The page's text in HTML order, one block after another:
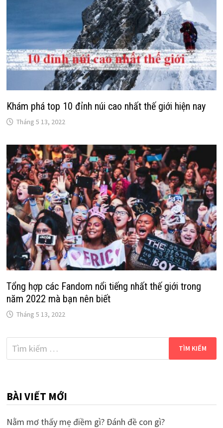
Khám phá top 10 đỉnh núi cao nhất thế giới hiện nay
Tháng 5 13, 2022
Tổng hợp các Fandom nổi tiếng nhất thế giới trong
năm 2022 mà bạn nên biết
Tháng 5 13, 2022
Tìm
kiếm
BÀI VIẾT MỚI
Nằm mơ thấy mẹ điềm gì? Đánh đề con gì?